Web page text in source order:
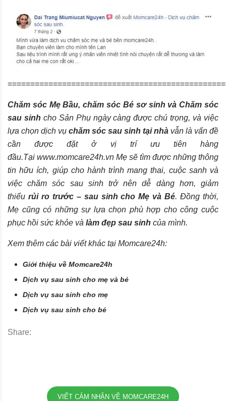
Chăm sóc Mẹ Bầu, chăm sóc Bé sơ sinh và Chăm sóc
sau sinh cho Sản Phụ ngày càng được chú trọng, và việc
lựa chọn dịch vụ chăm sóc sau sinh tại nhà vẫn là vấn đề
cần được đặt ở vị trí ưu tiên hàng
đầu.Tại www.momcare24h.vn Mẹ sẽ tìm được những thông
tin hữu ích, giúp cho hành trình mang thai, cuộc sanh và
việc chăm sóc sau sinh trở nên dễ dàng hơn, giảm
thiểu rủi ro trước – sau sinh cho Mẹ và Bé. Đồng thời,
Mẹ cũng có những sự lựa chọn phù hợp cho công cuộc
phục hồi sức khỏe và làm đẹp sau sinh của mình.
Xem thêm các bài viết khác tại Momcare24h:
Giới thiệu về Momcare24h
Dịch vụ sau sinh cho mẹ và bé
Dịch vụ sau sinh cho mẹ
Dịch vụ sau sinh cho bé
Share:
VIẾT CẢM NHẬN VỀ MOMCARE24H